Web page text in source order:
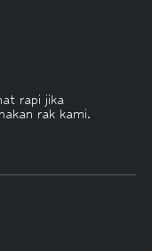
rapi jika
rak kami.